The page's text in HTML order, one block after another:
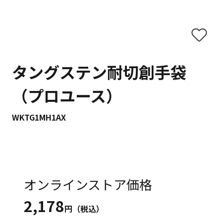
タングステン耐切創手袋
（プロユース）
WKTG1MH1AX
オンラインストア価格
2,178円（税込）